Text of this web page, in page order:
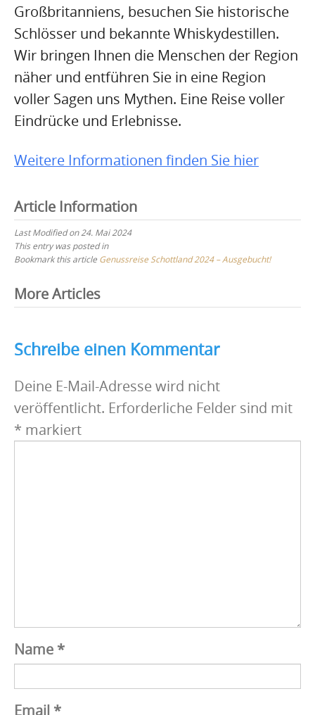
Großbritanniens, besuchen Sie historische
Schlösser und bekannte Whiskydestillen.
Wir bringen Ihnen die Menschen der Region
näher und entführen Sie in eine Region
voller Sagen uns Mythen. Eine Reise voller
Eindrücke und Erlebnisse.
Weitere Informationen finden Sie hier
Article Information
Last Modified on 24. Mai 2024
This entry was posted in
Bookmark this article Genussreise Schottland 2024 – Ausgebucht!
Post
navigation
More Articles
Schreibe einen Kommentar
Deine E-Mail-Adresse wird nicht
veröffentlicht. Erforderliche Felder sind mit
* markiert
Name *
Email *